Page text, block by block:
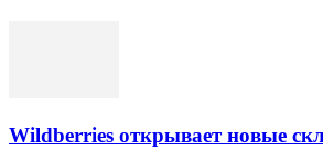
Wildberries открывает новые